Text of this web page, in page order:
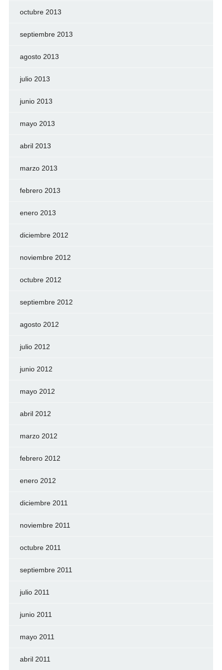
octubre 2013
septiembre 2013
agosto 2013
julio 2013
junio 2013
mayo 2013
abril 2013
marzo 2013
febrero 2013
enero 2013
diciembre 2012
noviembre 2012
octubre 2012
septiembre 2012
agosto 2012
julio 2012
junio 2012
mayo 2012
abril 2012
marzo 2012
febrero 2012
enero 2012
diciembre 2011
noviembre 2011
octubre 2011
septiembre 2011
julio 2011
junio 2011
mayo 2011
abril 2011